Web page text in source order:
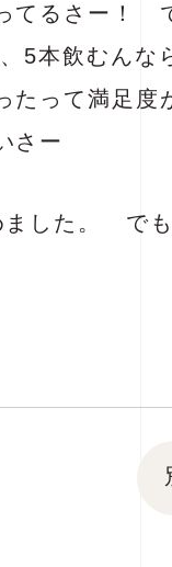
てるさー！
5本飲むんな
たって満足度
さー
ました。 で